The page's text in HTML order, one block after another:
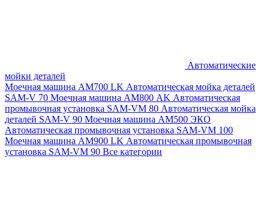
Автоматические
мойки деталей
Моечная машина AM700 LK Автоматическая мойка деталей
SAM-V 70 Моечная машина АМ800 AK Автоматическая
промывочная установка SAM-VM 80 Автоматическая мойка
деталей SAM-V 90 Моечная машина АМ500 ЭКО
Автоматическая промывочная установка SAM-VM 100
Моечная машина AM900 LK Автоматическая промывочная
установка SAM-VM 90 Все категории